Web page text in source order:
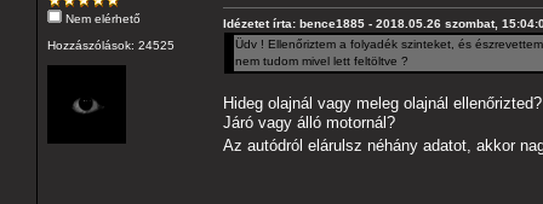
Nem elérhető
Hozzászólások: 24525
Idézetet írta: bence1885 - 2018.05.26 szombat,
Üdv ! Ellenőriztem a folyadék szinteket, és
nem tudom mivel lett feltöltve ?
Hideg olajnál vagy meleg olajnál ellenőrizted?
Járó vagy álló motornál?
Az autódról elárulsz néhány adatot, akkor